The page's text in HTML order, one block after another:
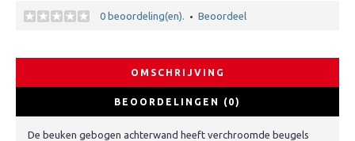
0 beoordeling(en). • Beoordeel
OMSCHRIJVING
BEOORDELINGEN (0)
De beuken gebogen achterwand heeft verchroomde beugels